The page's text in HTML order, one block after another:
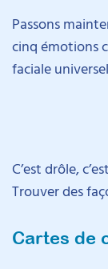
Passons
cinq émotions
faciale
C’est drôle,
Trouver des
Cartes de